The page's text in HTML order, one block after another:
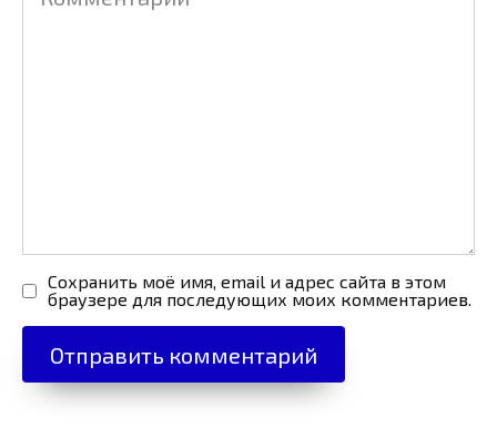
Сохранить моё имя, email и адрес сайта в этом
браузере для последующих моих комментариев.